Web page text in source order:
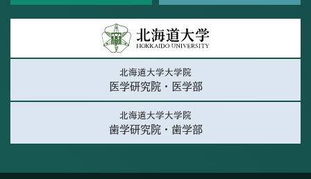
北海道大学大学院
医学研究院・医学部
北海道大学大学院
歯学研究院・歯学部